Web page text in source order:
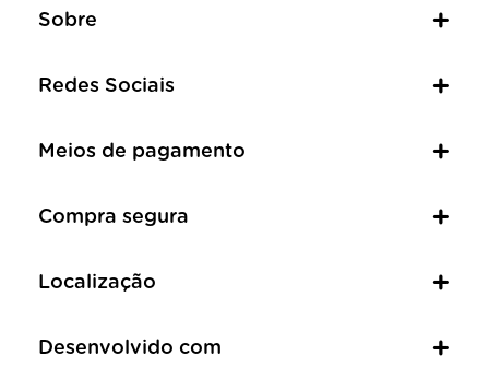
Sobre
Redes Sociais
Meios de pagamento
Compra segura
Localização
Desenvolvido com